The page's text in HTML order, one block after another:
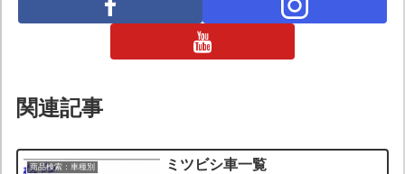
関連記事
商品検索：車種別 ミツビシ車一覧